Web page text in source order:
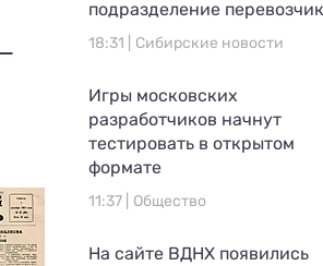
подразделение
18:31 | Сибирские новости
Игры московских
разработчиков начнут
тестировать в открытом
формате
11:37 | Общество
На сайте ВДНХ появились